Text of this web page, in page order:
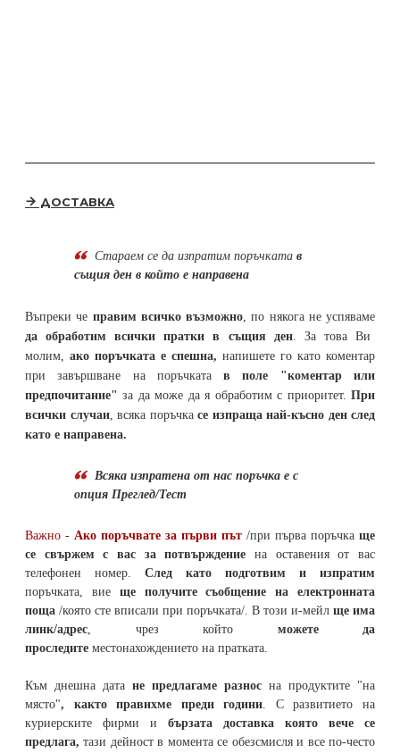
ДОСТАВКА
Стараем се да изпратим поръчката в
същия ден в който е направена
Въпреки че правим всичко възможно, по някога не успяваме
да обработим всички пратки в същия ден. За това Ви
молим, ако поръчката е спешна, напишете го като коментар
при завършване на поръчкатав поле "коментар или
предпочитание" за да може да я обработим с приоритет. При
всички случаи, всяка поръчка се изпраща най-късно ден след
като е направена.
Всяка изпратена от нас поръчка е с
опция Преглед/Тест
Важно - Ако поръчвате за първи път /при първа поръчка ще
се свържем с вас за потвърждение на оставения от вас
телефонен номер. След като подготвим и изпратим
поръчката, вие ще получите съобщение на електронната
поща /която сте вписали при поръчката/. В този и-мейл ще има
линк/адрес, чрез който можете да
проследите местонахождението на пратката.
Към днешна дата не предлагаме разнос на продуктите "на
място", както правихме преди години. С развитието на
куриерските фирми и бързата доставка която вече се
предлага, тази дейност в момента се обезсмисля и все по-често